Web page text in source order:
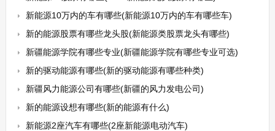
新能源10万内的车有哪些(新能源10万内的车有哪些车)
新的能源股票有哪些龙头股(新能源类股票龙头有哪些)
新疆能源学院有哪些专业(新疆能源学院有哪些专业可选)
新的驱动能源有哪些(新的驱动能源有哪些种类)
新疆风力能源公司有哪些(新疆的风力发电公司)
新的能源设想有哪些(新的能源有什么)
新能源2座汽车有哪些(2座新能源电动汽车)